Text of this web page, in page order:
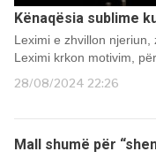
Kënaqësia sublime
Leximi e zhvillon njeriun,
Leximi krkon motivim,
28/08/2024 22:26
Mall shumë për